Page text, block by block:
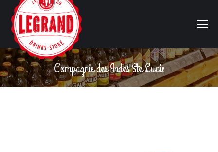
Compagnie des Indes Ste Lucie
Vous êtes ici :